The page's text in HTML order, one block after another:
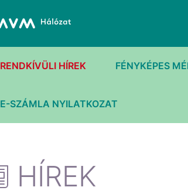
RENDKÍVÜLI HÍREK FÉNYKÉPES
E-SZÁMLA NYILATKOZAT
HÍREK